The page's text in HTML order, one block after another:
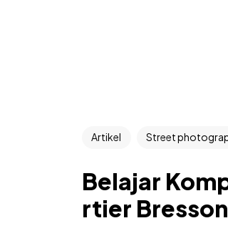
Artikel Street
Belajar
rtier Bresson